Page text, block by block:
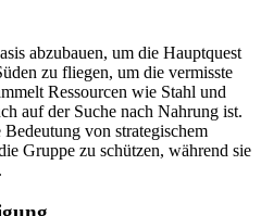
abzubauen, um die Hauptquest
zu fliegen, um die vermisste
Ressourcen wie Stahl und
auf der Suche nach Nahrung ist.
von strategischem
Gruppe zu schützen, während sie